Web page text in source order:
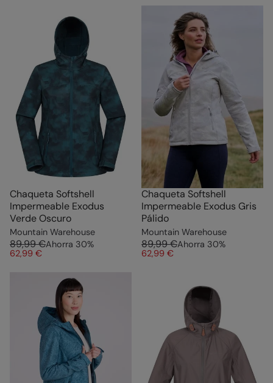
Chaqueta Softshell
Impermeable Exodus
Verde Oscuro
Mountain Warehouse
89,99 €Ahorra 30%
62,99 €
Chaqueta Softshell
Impermeable Exodus Gris
Pálido
Mountain Warehouse
89,99 €Ahorra 30%
62,99 €